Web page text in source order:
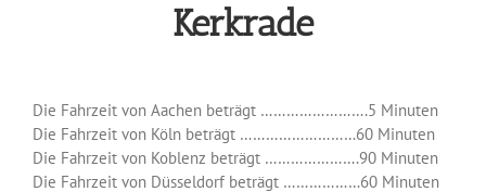
Kerkrade
Die Fahrzeit von Aachen beträgt …………………….5 Minuten
Die Fahrzeit von Köln beträgt ………………………60 Minuten
Die Fahrzeit von Koblenz beträgt ………………….90 Minuten
Die Fahrzeit von Düsseldorf beträgt ………………60 Minuten